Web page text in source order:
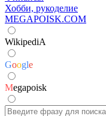
Хобби, рукоделие
MEGAPOISK.COM
WikipediA
Google
Megapoisk